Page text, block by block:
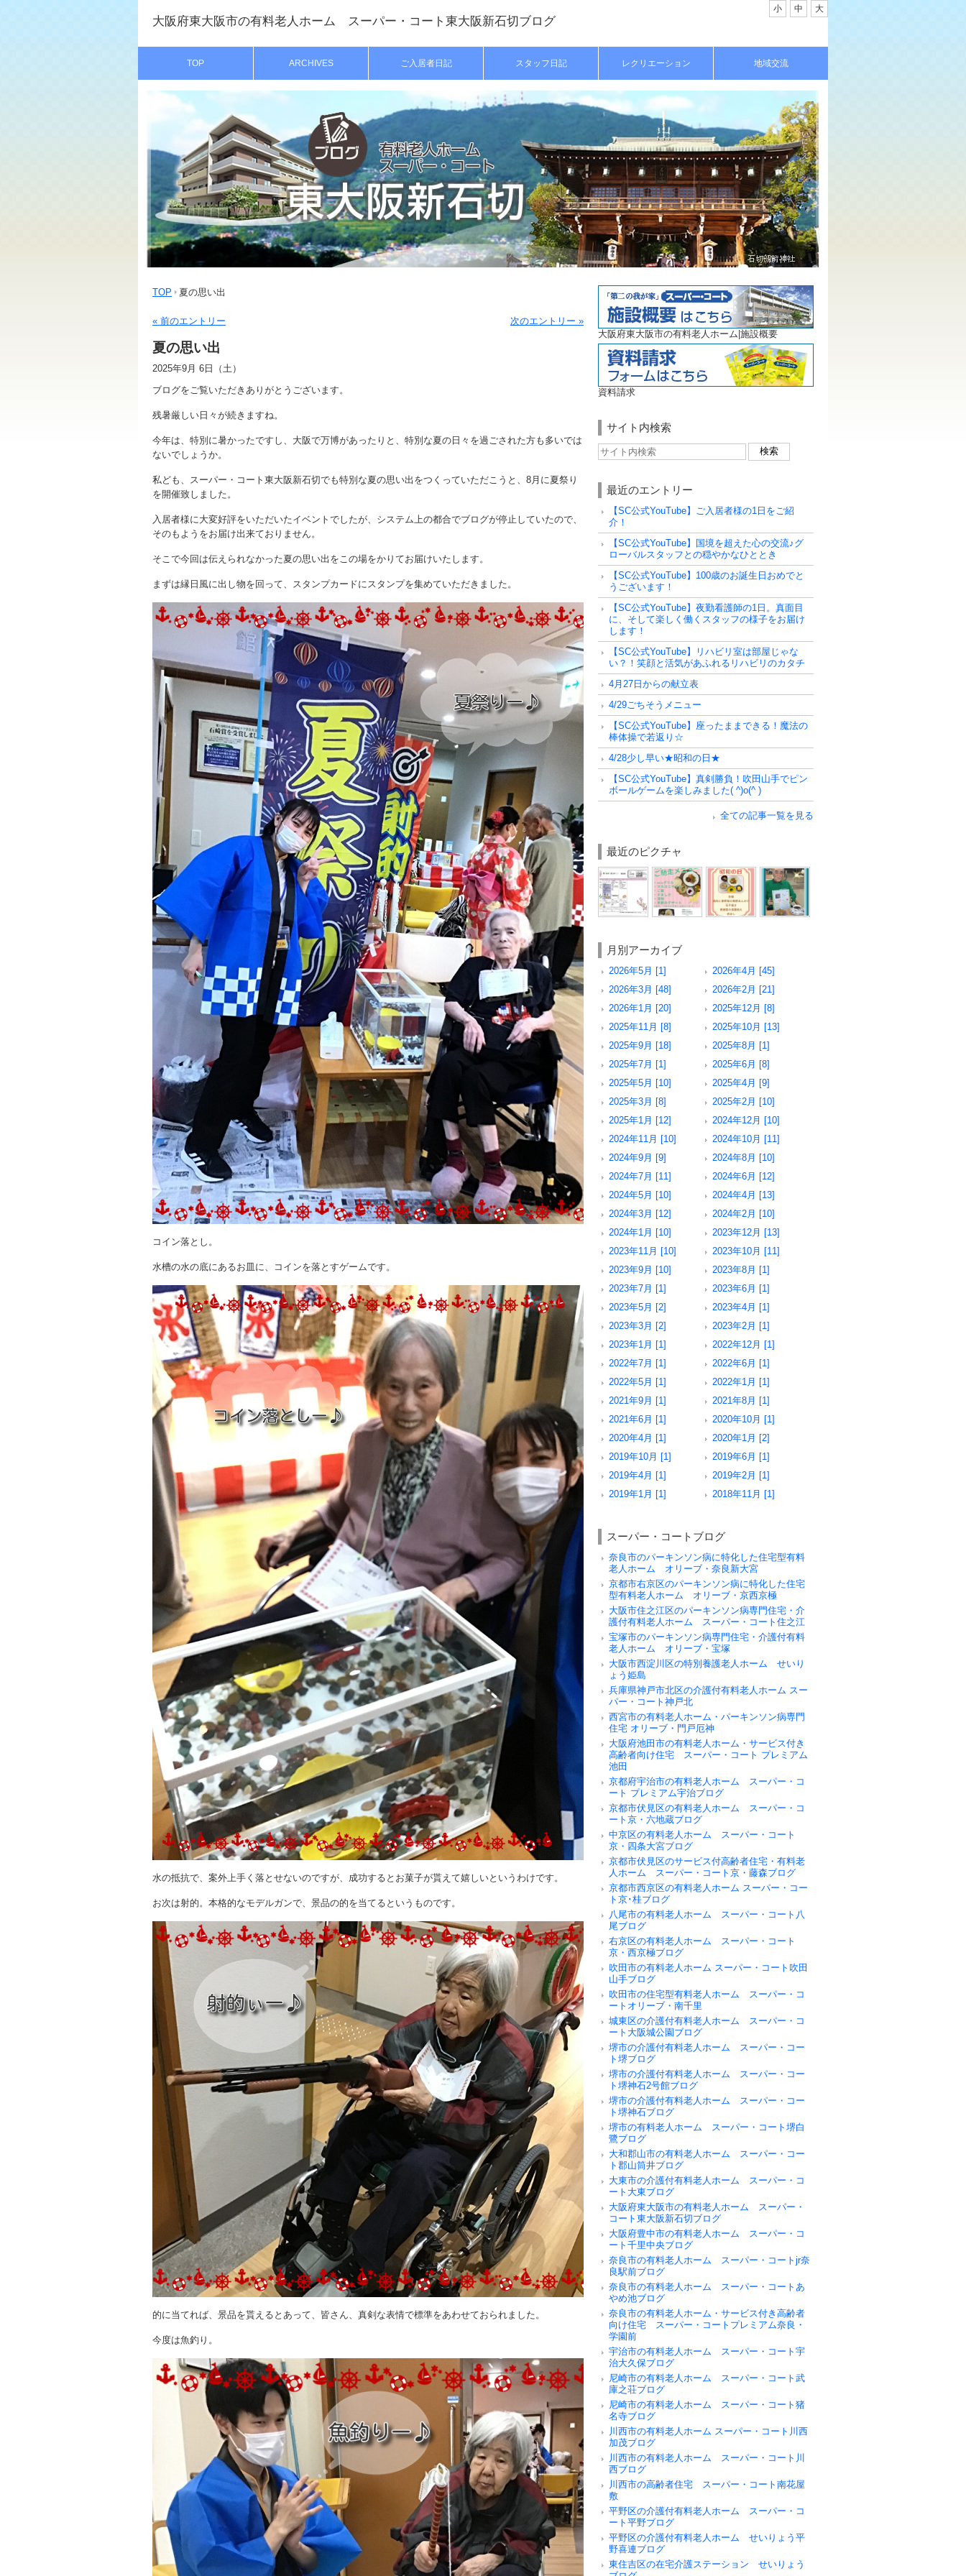
大阪府東大阪市の有料老人ホーム スーパー・コート東大阪新石切ブログ
TOP ARCHIVES ご入居者日記 スタッフ日記 レクリエーション 地域交流
小 中 大
TOP 夏の思い出
« 前のエントリー 次のエントリー »
夏の思い出
2025年9月 6日（土）
ブログをご覧いただきありがとうございます。
残暑厳しい日々が続きますね。
今年は、特別に暑かったですし、大阪で万博があったりと、特別な夏の日々を過ごされた方も多いでは
ないでしょうか。
私ども、スーパー・コート東大阪新石切でも特別な夏の思い出をつくっていただこうと、8月に夏祭り
を開催致しました。
入居者様に大変好評をいただいたイベントでしたが、システム上の都合でブログが停止していたので、
そのもようをお届け出来ておりません。
そこで今回は伝えられなかった夏の思い出をこの場をかりてお届けいたします。
まずは縁日風に出し物を回って、スタンプカードにスタンプを集めていただきました。
コイン落とし。
水槽の水の底にあるお皿に、コインを落とすゲームです。
水の抵抗で、案外上手く落とせないのですが、成功するとお菓子が貰えて嬉しいというわけです。
お次は射的。本格的なモデルガンで、景品の的を当てるというものです。
的に当てれば、景品を貰えるとあって、皆さん、真剣な表情で標準をあわせておられました。
今度は魚釣り。
大阪府東大阪市の有料老人ホーム|施設概要
資料請求
サイト内検索
最近のエントリー
【SC公式YouTube】ご入居者様の1日をご紹
介！
【SC公式YouTube】国境を超えた心の交流♪グ
ローバルスタッフとの穏やかなひととき
【SC公式YouTube】100歳のお誕生日おめでと
うございます！
【SC公式YouTube】夜勤看護師の1日。真面目
に、そして楽しく働くスタッフの様子をお届け
します！
【SC公式YouTube】リハビリ室は部屋じゃな
い？！笑顔と活気があふれるリハビリのカタチ
4月27日からの献立表
4/29ごちそうメニュー
【SC公式YouTube】座ったままできる！魔法の
棒体操で若返り☆
4/28少し早い★昭和の日★
【SC公式YouTube】真剣勝負！吹田山手でピン
ボールゲームを楽しみました( ^)o(^ )
全ての記事一覧を見る
最近のピクチャ
月別アーカイブ
2026年5月 [1]
2026年4月 [45]
2026年3月 [48]
2026年2月 [21]
2026年1月 [20]
2025年12月 [8]
2025年11月 [8]
2025年10月 [13]
2025年9月 [18]
2025年8月 [1]
2025年7月 [1]
2025年6月 [8]
2025年5月 [10]
2025年4月 [9]
2025年3月 [8]
2025年2月 [10]
2025年1月 [12]
2024年12月 [10]
2024年11月 [10]
2024年10月 [11]
2024年9月 [9]
2024年8月 [10]
2024年7月 [11]
2024年6月 [12]
2024年5月 [10]
2024年4月 [13]
2024年3月 [12]
2024年2月 [10]
2024年1月 [10]
2023年12月 [13]
2023年11月 [10]
2023年10月 [11]
2023年9月 [10]
2023年8月 [1]
2023年7月 [1]
2023年6月 [1]
2023年5月 [2]
2023年4月 [1]
2023年3月 [2]
2023年2月 [1]
2023年1月 [1]
2022年12月 [1]
2022年7月 [1]
2022年6月 [1]
2022年5月 [1]
2022年1月 [1]
2021年9月 [1]
2021年8月 [1]
2021年6月 [1]
2020年10月 [1]
2020年4月 [1]
2020年1月 [2]
2019年10月 [1]
2019年6月 [1]
2019年4月 [1]
2019年2月 [1]
2019年1月 [1]
2018年11月 [1]
スーパー・コートブログ
奈良市のパーキンソン病に特化した住宅型有料
老人ホーム オリーブ・奈良新大宮
京都市右京区のパーキンソン病に特化した住宅
型有料老人ホーム オリーブ・京西京極
大阪市住之江区のパーキンソン病専門住宅・介
護付有料老人ホーム スーパー・コート住之江
宝塚市のパーキンソン病専門住宅・介護付有料
老人ホーム オリーブ・宝塚
大阪市西淀川区の特別養護老人ホーム せいり
ょう姫島
兵庫県神戸市北区の介護付有料老人ホーム スー
パー・コート神戸北
西宮市の有料老人ホーム・パーキンソン病専門
住宅 オリーブ・門戸厄神
大阪府池田市の有料老人ホーム・サービス付き
高齢者向け住宅 スーパー・コート プレミアム
池田
京都府宇治市の有料老人ホーム スーパー・コ
ート プレミアム宇治ブログ
京都市伏見区の有料老人ホーム スーパー・コ
ート京・六地蔵ブログ
中京区の有料老人ホーム スーパー・コート
京・四条大宮ブログ
京都市伏見区のサービス付高齢者住宅・有料老
人ホーム スーパー・コート京・藤森ブログ
京都市西京区の有料老人ホーム スーパー・コー
ト京･桂ブログ
八尾市の有料老人ホーム スーパー・コート八
尾ブログ
右京区の有料老人ホーム スーパー・コート
京・西京極ブログ
吹田市の有料老人ホーム スーパー・コート吹田
山手ブログ
吹田市の住宅型有料老人ホーム スーパー・コ
ートオリーブ・南千里
城東区の介護付有料老人ホーム スーパー・コ
ート大阪城公園ブログ
堺市の介護付有料老人ホーム スーパー・コー
ト堺ブログ
堺市の介護付有料老人ホーム スーパー・コー
ト堺神石2号館ブログ
堺市の介護付有料老人ホーム スーパー・コー
ト堺神石ブログ
堺市の有料老人ホーム スーパー・コート堺白
鷺ブログ
大和郡山市の有料老人ホーム スーパー・コー
ト郡山筒井ブログ
大東市の介護付有料老人ホーム スーパー・コ
ート大東ブログ
大阪府東大阪市の有料老人ホーム スーパー・
コート東大阪新石切ブログ
大阪府豊中市の有料老人ホーム スーパー・コ
ート千里中央ブログ
奈良市の有料老人ホーム スーパー・コートjr奈
良駅前ブログ
奈良市の有料老人ホーム スーパー・コートあ
やめ池ブログ
奈良市の有料老人ホーム・サービス付き高齢者
向け住宅 スーパー・コートプレミアム奈良・
学園前
宇治市の有料老人ホーム スーパー・コート宇
治大久保ブログ
尼崎市の有料老人ホーム スーパー・コート武
庫之荘ブログ
尼崎市の有料老人ホーム スーパー・コート猪
名寺ブログ
川西市の有料老人ホーム スーパー・コート川西
加茂ブログ
川西市の有料老人ホーム スーパー・コート川
西ブログ
川西市の高齢者住宅 スーパー・コート南花屋
敷
平野区の介護付有料老人ホーム スーパー・コ
ート平野ブログ
平野区の介護付有料老人ホーム せいりょう平
野喜連ブログ
東住吉区の在宅介護ステーション せいりょう